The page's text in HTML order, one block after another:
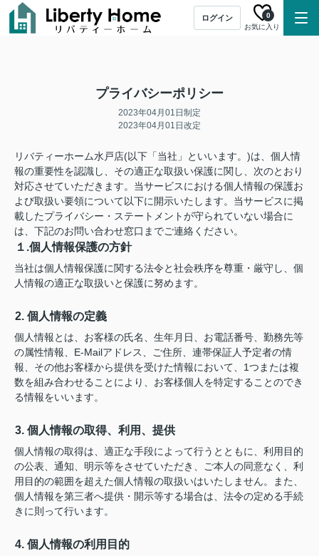
ログイン
お気に入り
0
プライバシーポリシー
2023年04月01日制定
2023年04月01日改定
リバティーホーム水戸店(以下「当社」といいます。)は、個人情
報の重要性を認識し、その適正な取扱い保護に関し、次のとおり
対応させていただきます。当サービスにおける個人情報の保護お
よび取扱い要領について以下に開示いたします。当サービスに掲
載したプライバシー・ステートメントが守られていない場合に
は、下記のお問い合わせ窓口までご連絡ください。
１.個人情報保護の方針
当社は個人情報保護に関する法令と社会秩序を尊重・厳守し、個
人情報の適正な取扱いと保護に努めます。
2. 個人情報の定義
個人情報とは、お客様の氏名、生年月日、お電話番号、勤務先等
の属性情報、E-Mailアドレス、ご住所、連帯保証人予定者の情
報、その他お客様から提供を受けた情報において、1つまたは複
数を組み合わせることにより、お客様個人を特定することのでき
る情報をいいます。
3. 個人情報の取得、利用、提供
個人情報の取得は、適正な手段によって行うとともに、利用目的
の公表、通知、明示等をさせていただき、ご本人の同意なく、利
用目的の範囲を超えた個人情報の取扱いはいたしません。また、
個人情報を第三者へ提供・開示等する場合は、法令の定める手続
きに則って行います。
4. 個人情報の利用目的